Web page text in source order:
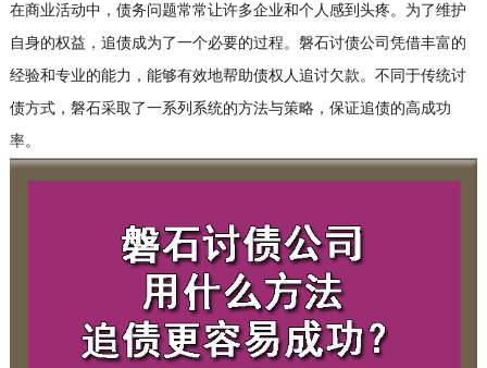
在商业活动中，债务问题常常让许多企业和个人感到头疼。为了维护
自身的权益，追债成为了一个必要的过程。磐石讨债公司 凭借丰富的
经验和专业的能力，能够有效地帮助债权人追讨欠款。不同于传统讨
债方式，磐石采取了一系列系统的方法与策略，保证追债的高成功
率。